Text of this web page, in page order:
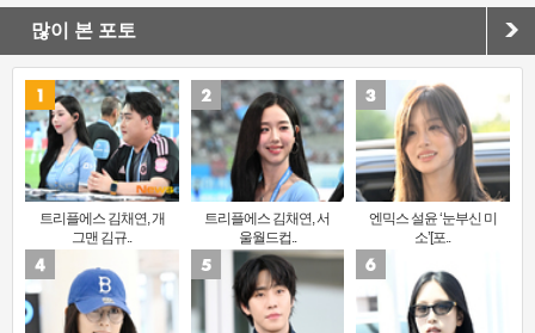
많이 본 포토
트리플에스 김채연, 개
그맨 김규..
트리플에스 김채연, 서
울월드컵..
엔믹스 설윤 ‘눈부신 미
소’[포..